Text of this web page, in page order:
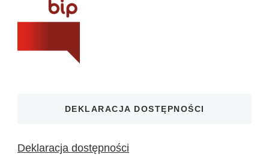
DEKLARACJA DOSTĘPNOŚCI
Deklaracja dostępności